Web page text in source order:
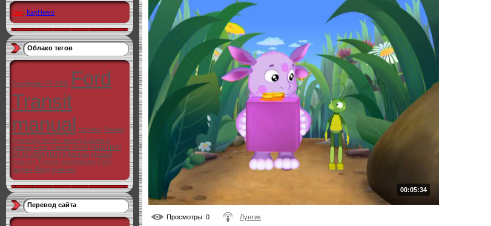
Кен КарНемо
Облако тегов
Разбираю FT-100L
Ford
Transit
manual connect Toureo
руководство по эксплуатации и
ремон Ford Transit 78-86 РІШЕННЯ
23.10.2008 N1174 Кастом Новый
транзит Турнео аудиокнига Слёт
ладога Форд транзит
Перевод сайта
00:05:34
Просмотры: 0 Лунтик